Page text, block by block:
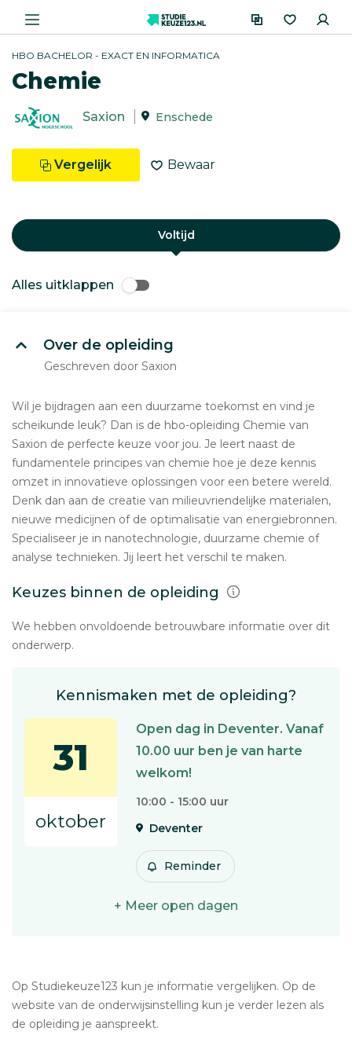
HBO BACHELOR - EXACT EN INFORMATICA
Chemie
Saxion Enschede
Vergelijk Bewaar
Voltijd
Alles uitklappen
Over de opleiding
Geschreven door Saxion
Wil je bijdragen aan een duurzame toekomst en vind je
scheikunde leuk? Dan is de hbo-opleiding Chemie van
Saxion de perfecte keuze voor jou. Je leert naast de
fundamentele principes van chemie hoe je deze kennis
omzet in innovatieve oplossingen voor een betere wereld.
Denk dan aan de creatie van milieuvriendelijke materialen,
nieuwe medicijnen of de optimalisatie van energiebronnen.
Specialiseer je in nanotechnologie, duurzame chemie of
analyse technieken. Jij leert het verschil te maken.
Keuzes binnen de opleiding
We hebben onvoldoende betrouwbare informatie over dit
onderwerp.
Kennismaken met de opleiding?
31
oktober
Open dag in Deventer. Vanaf
10.00 uur ben je van harte
welkom!
10:00 - 15:00 uur
Deventer
Reminder
+ Meer open dagen
Op Studiekeuze123 kun je informatie vergelijken. Op de
website van de onderwijsinstelling kun je verder lezen als
de opleiding je aanspreekt.